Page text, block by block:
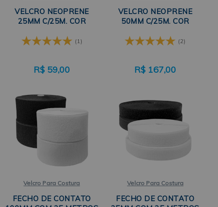
VELCRO NEOPRENE
25MM C/25M. COR
(1)
R$ 59,00
VELCRO NEOPRENE
50MM C/25M. COR
(2)
R$ 167,00
Velcro Para Costura
FECHO DE CONTATO
Velcro Para Costura
FECHO DE CONTATO